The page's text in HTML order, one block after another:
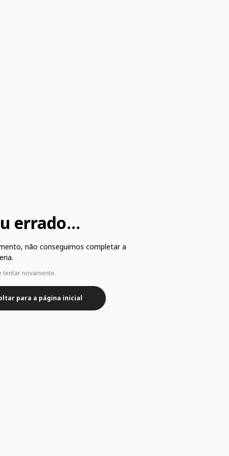
errado...
não conseguimos completar a
tentar novamente.
para a página inicial